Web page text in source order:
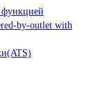
by-outlet with